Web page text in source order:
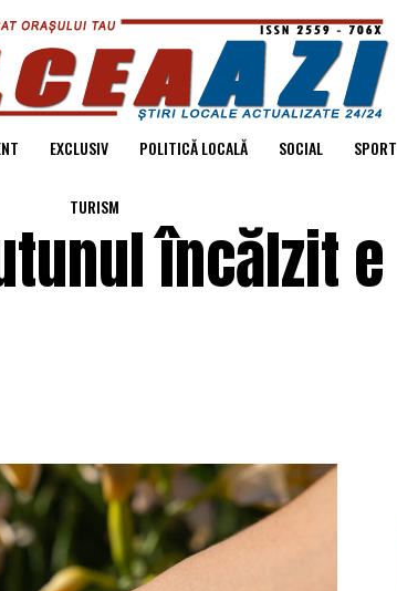
EXCLUSIV POLITICĂ LOCALĂ SOCIAL SPORT
TURISM
încălzit e